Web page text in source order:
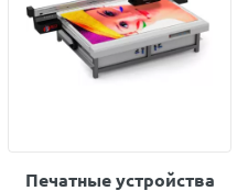
Печатные устройства